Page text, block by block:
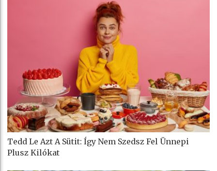
Tedd Le Azt A Sütit: Így Nem Szedsz Fel Ünnepi
Plusz Kilókat